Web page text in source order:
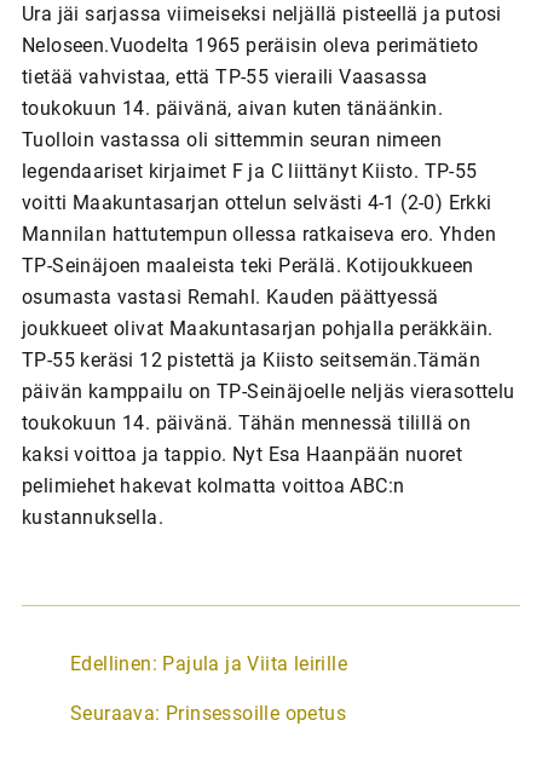
Ura jäi sarjassa viimeiseksi neljällä pisteellä ja putosi
Neloseen.Vuodelta 1965 peräisin oleva perimätieto
tietää vahvistaa, että TP-55 vieraili Vaasassa
toukokuun 14. päivänä, aivan kuten tänäänkin.
Tuolloin vastassa oli sittemmin seuran nimeen
legendaariset kirjaimet F ja C liittänyt Kiisto. TP-55
voitti Maakuntasarjan ottelun selvästi 4-1 (2-0) Erkki
Mannilan hattutempun ollessa ratkaiseva ero. Yhden
TP-Seinäjoen maaleista teki Perälä. Kotijoukkueen
osumasta vastasi Remahl. Kauden päättyessä
joukkueet olivat Maakuntasarjan pohjalla peräkkäin.
TP-55 keräsi 12 pistettä ja Kiisto seitsemän.Tämän
päivän kamppailu on TP-Seinäjoelle neljäs vierasottelu
toukokuun 14. päivänä. Tähän mennessä tilillä on
kaksi voittoa ja tappio. Nyt Esa Haanpään nuoret
pelimiehet hakevat kolmatta voittoa ABC:n
kustannuksella.
A
t
Edellinen: Pajula ja Viita leirille
Seuraava: Prinsessoille opetus